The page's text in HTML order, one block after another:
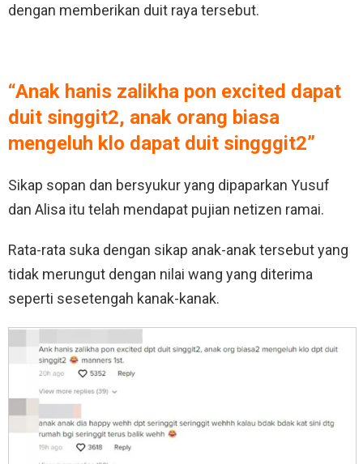
dengan memberikan duit raya tersebut.
“Anak hanis zalikha pon excited dapat
duit singgit2, anak orang biasa
mengeluh klo dapat duit singggit2”
Sikap sopan dan bersyukur yang dipaparkan Yusuf
dan Alisa itu telah mendapat pujian netizen ramai.
Rata-rata suka dengan sikap anak-anak tersebut yang
tidak merungut dengan nilai wang yang diterima
seperti sesetengah kanak-kanak.